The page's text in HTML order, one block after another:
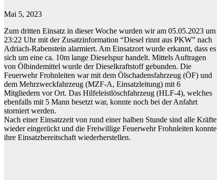
Mai 5, 2023
Zum dritten Einsatz in dieser Woche wurden wir am 05.05.2023 um
23:22 Uhr mit der Zusatzinformation “Diesel rinnt aus PKW” nach
Adriach-Rabenstein alarmiert. Am Einsatzort wurde erkannt, dass es
sich um eine ca. 10m lange Dieselspur handelt. Mittels Auftragen
von Ölbindemittel wurde der Dieselkraftstoff gebunden. Die
Feuerwehr Frohnleiten war mit dem Ölschadensfahrzeug (ÖF) und
dem Mehrzweckfahrzeug (MZF-A, Einsatzleitung) mit 6
Mitgliedern vor Ort. Das Hilfeleistlöschfahrzeug (HLF-4), welches
ebenfalls mit 5 Mann besetzt war, konnte noch bei der Anfahrt
storniert werden.
Nach einer Einsatzzeit von rund einer halben Stunde sind alle Kräfte
wieder eingerückt und die Freiwillige Feuerwehr Frohnleiten konnte
ihre Einsatzbereitschaft wiederherstellen.